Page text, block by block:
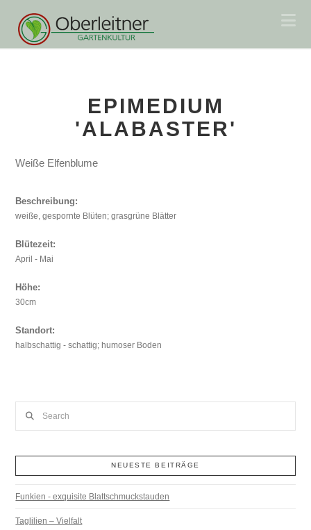
EPIMEDIUM
'ALABASTER'
Weiße Elfenblume
Beschreibung:
weiße, gespornte Blüten; grasgrüne Blätter
Blütezeit:
April - Mai
Höhe:
30cm
Standort:
halbschattig - schattig; humoser Boden
NEUESTE BEITRÄGE
Funkien - exquisite Blattschmuckstauden
Taglilien – Vielfalt